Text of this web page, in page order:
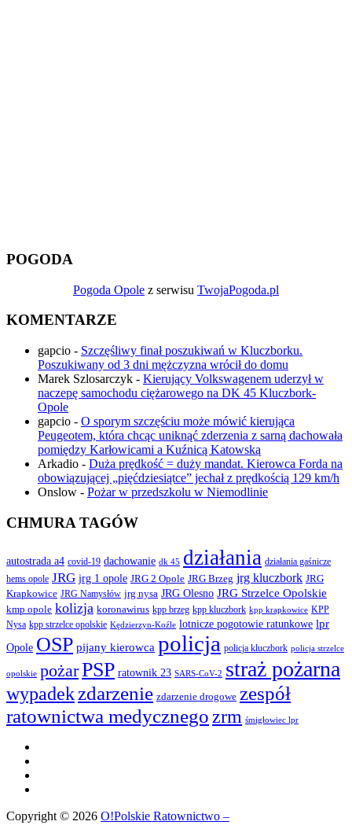
POGODA
Pogoda Opole z serwisu TwojaPogoda.pl
KOMENTARZE
gapcio - Szczęśliwy finał poszukiwań w Kluczborku.
Poszukiwany od 3 dni mężczyzna wrócił do domu
Marek Szlosarczyk - Kierujący Volkswagenem uderzył w
naczepę samochodu ciężarowego na DK 45 Kluczbork-
Opole
gapcio - O sporym szczęściu może mówić kierująca
Peugeotem, która chcąc uniknąć zderzenia z sarną dachowała
pomiędzy Karłowicami a Kuźnicą Katowską
Arkadio - Duża prędkość = duży mandat. Kierowca Forda na
obowiązującej „pięćdziesiątce” jechał z prędkością 129 km/h
Onslow - Pożar w przedszkolu w Niemodlinie
CHMURA TAGÓW
autostrada a4 covid-19 dachowanie dk 45 działania działania gaśnicze
hems opole JRG jrg 1 opole JRG 2 Opole JRG Brzeg jrg kluczbork JRG
Krapkowice JRG Namysłów jrg nysa JRG Olesno JRG Strzelce Opolskie
kmp opole kolizja koronawirus kpp brzeg kpp kluczbork kpp krapkowice KPP
Nysa kpp strzelce opolskie Kędzierzyn-Koźle lotnicze pogotowie ratunkowe lpr
Opole OSP pijany kierowca policja policja kluczbork policja strzelce
opolskie pożarPSP ratownik 23 SARS-CoV-2 straż pożarna
wypadekzdarzenie zdarzenie drogowe zespół
ratownictwa medycznegozrm śmigłowiec lpr
Copyright © 2026 O!Polskie Ratownictwo –